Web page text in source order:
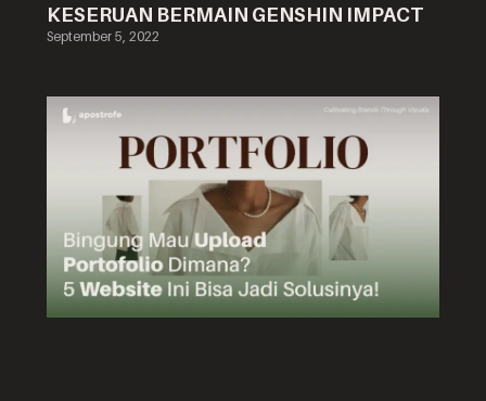
KESERUAN BERMAIN GENSHIN IMPACT
September 5, 2022